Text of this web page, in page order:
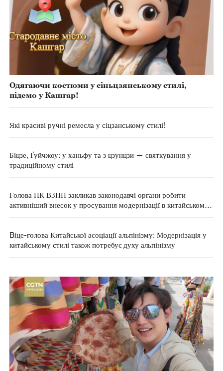
Одягаючи костюми у сіньцзянському стилі,
підемо у Кашгар!
Які красиві ручні ремесла у сіцзанському стилі!
Біцзе, Ґуйчжоу: у ханьфу та з цзунцзи — святкування у
традиційному стилі
Голова ПК ВЗНП закликав законодавчі органи робити
активніший внесок у просування модернізації в китайському
Bіце-голова Китайської асоціації альпінізму: Модернізація у
китайському стилі також потребує духу альпінізму